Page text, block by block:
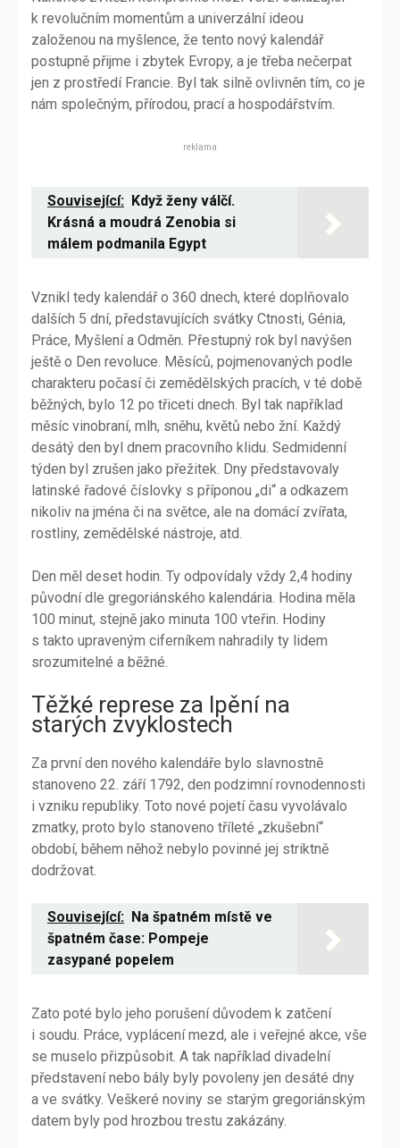
k revolučním momentům a univerzální ideou
založenou na myšlence, že tento nový kalendář
postupně přijme i zbytek Evropy, a je třeba nečerpat
jen z prostředí Francie. Byl tak silně ovlivněn tím, co je
nám společným, přírodou, prací a hospodářstvím.
reklama
Související: Když ženy válčí.
Krásná a moudrá Zenobia si
málem podmanila Egypt
Vznikl tedy kalendář o 360 dnech, které doplňovalo
dalších 5 dní, představujících svátky Ctnosti, Génia,
Práce, Myšlení a Odměn. Přestupný rok byl navýšen
ještě o Den revoluce. Měsíců, pojmenovaných podle
charakteru počasí či zemědělských pracích, v té době
běžných, bylo 12 po třiceti dnech. Byl tak například
měsíc vinobraní, mlh, sněhu, květů nebo žní. Každý
desátý den byl dnem pracovního klidu. Sedmidenní
týden byl zrušen jako přežitek. Dny představovaly
latinské řadové číslovky s příponou „di“ a odkazem
nikoliv na jména či na světce, ale na domácí zvířata,
rostliny, zemědělské nástroje, atd.
Den měl deset hodin. Ty odpovídaly vždy 2,4 hodiny
původní dle gregoriánského kalendária. Hodina měla
100 minut, stejně jako minuta 100 vteřin. Hodiny
s takto upraveným ciferníkem nahradily ty lidem
srozumitelné a běžné.
Těžké represe za lpění na
starých zvyklostech
Za první den nového kalendáře bylo slavnostně
stanoveno 22. září 1792, den podzimní rovnodennosti
i vzniku republiky. Toto nové pojetí času vyvolávalo
zmatky, proto bylo stanoveno tříleté „zkušební“
období, během něhož nebylo povinné jej striktně
dodržovat.
Související: Na špatném místě ve
špatném čase: Pompeje
zasypané popelem
Zato poté bylo jeho porušení důvodem k zatčení
i soudu. Práce, vyplácení mezd, ale i veřejné akce, vše
se muselo přizpůsobit. A tak například divadelní
představení nebo bály byly povoleny jen desáté dny
a ve svátky. Veškeré noviny se starým gregoriánským
datem byly pod hrozbou trestu zakázány.